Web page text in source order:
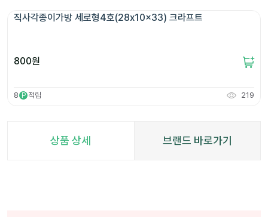
직사각종이가방 세로형4호(28x10x33) 크라프트
800원
8 P 적립 219
상품 상세 브랜드 바로가기